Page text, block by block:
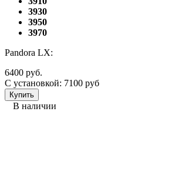
3930
3950
3970
Pandora LX:
6400 руб.
С установкой: 7100 руб
В наличии